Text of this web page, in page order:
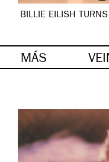
BILLIE EILISH
MÁS